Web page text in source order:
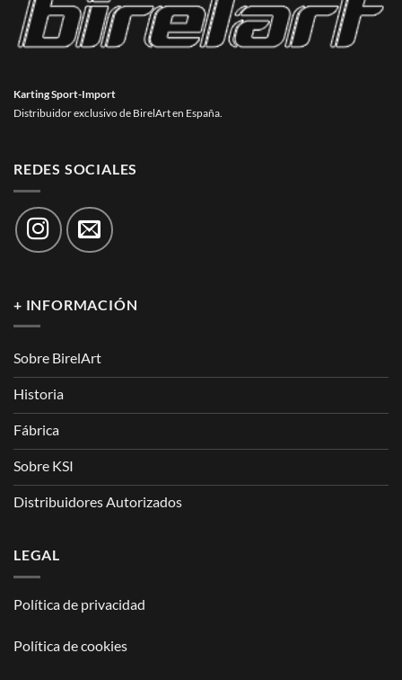
Karting Sport-Import
Distribuidor exclusivo de BirelArt en España.
REDES SOCIALES
+ INFORMACIÓN
Sobre BirelArt
Historia
Fábrica
Sobre KSI
Distribuidores Autorizados
LEGAL
Política de privacidad
Política de cookies